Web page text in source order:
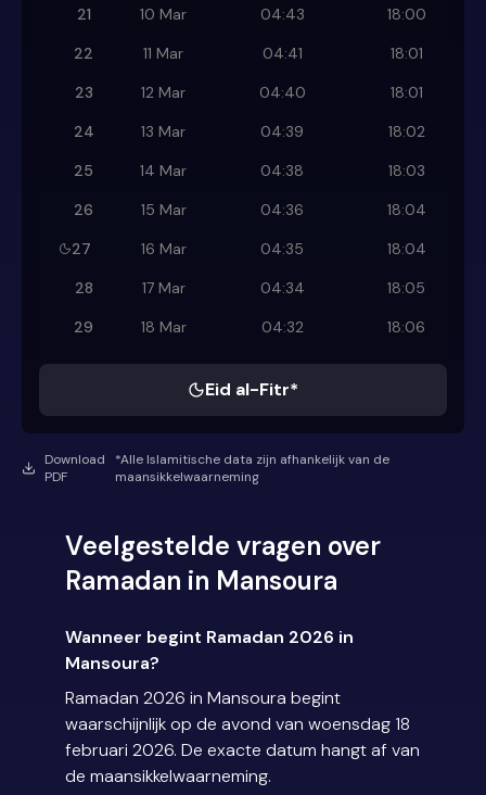
21 10 Mar 04:43
18:00
22
11 Mar 04:41
18:01
23
12 Mar 04:40
18:01
24
13 Mar 04:39
18:02
25
14 Mar 04:38
18:03
26
15 Mar 04:36
18:04
27
16 Mar 04:35
18:04
28
17 Mar 04:34
18:05
29
18 Mar 04:32 18:06
Eid al-Fitr*
Download
PDF
*Alle Islamitische data zijn afhankelijk van de
maansikkelwaarneming
Veelgestelde vragen over
Ramadan in Mansoura
Wanneer begint Ramadan 2026 in
Mansoura?
Ramadan 2026 in Mansoura begint
waarschijnlijk op de avond van woensdag 18
februari 2026. De exacte datum hangt af van
de maansikkelwaarneming.